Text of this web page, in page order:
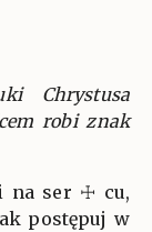
Chrystusa
robi znak
na ser ☩ cu,
postępuj w